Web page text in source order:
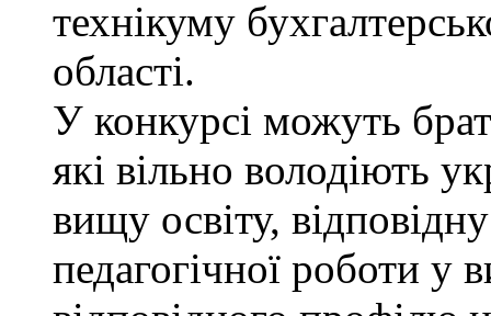
технікуму
області.
У конкурсі можуть
які вільно володіють
вищу освіту,
педагогічної роботи у